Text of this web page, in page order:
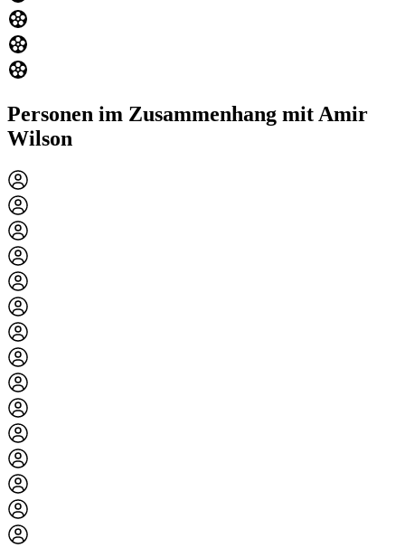
Personen im Zusammenhang mit Amir
Wilson